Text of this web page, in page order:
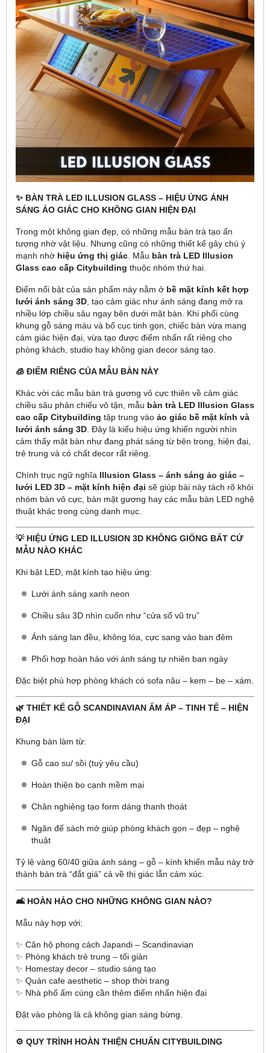
✨ BÀN TRÀ LED ILLUSION GLASS – HIỆU ỨNG ÁNH
SÁNG ẢO GIÁC CHO KHÔNG GIAN HIỆN ĐẠI
Trong một không gian đẹp, có những mẫu bàn trà tạo ấn
tượng nhờ vật liệu. Nhưng cũng có những thiết kế gây chú ý
mạnh nhờ hiệu ứng thị giác . Mẫu bàn trà LED Illusion
Glass cao cấp Citybuilding thuộc nhóm thứ hai.
Điểm nổi bật của sản phẩm này nằm ở bề mặt kính kết hợp
lưới ánh sáng 3D , tạo cảm giác như ánh sáng đang mở ra
nhiều lớp chiều sâu ngay bên dưới mặt bàn. Khi phối cùng
khung gỗ sáng màu và bố cục tinh gọn, chiếc bàn vừa mang
cảm giác hiện đại, vừa tạo được điểm nhấn rất riêng cho
phòng khách, studio hay không gian decor sáng tạo.
🧊 ĐIỂM RIÊNG CỦA MẪU BÀN NÀY
Khác với các mẫu bàn trà gương vô cực thiên về cảm giác
chiều sâu phản chiếu vô tận, mẫu bàn trà LED Illusion Glass
cao cấp Citybuilding tập trung vào ảo giác bề mặt kính và
lưới ánh sáng 3D . Đây là kiểu hiệu ứng khiến người nhìn
cảm thấy mặt bàn như đang phát sáng từ bên trong, hiện đại,
trẻ trung và có chất decor rất riêng.
Chính trục ngữ nghĩa Illusion Glass – ánh sáng ảo giác –
lưới LED 3D – mặt kính hiện đại sẽ giúp bài này tách rõ khỏi
nhóm bàn vô cực, bàn mặt gương hay các mẫu bàn LED nghệ
thuật khác trong cùng danh mục.
💡 HIỆU ỨNG LED ILLUSION 3D KHÔNG GIỐNG BẤT CỨ
MẪU NÀO KHÁC
Khi bật LED, mặt kính tạo hiệu ứng:
Lưới ánh sáng xanh neon
Chiều sâu 3D nhìn cuốn như “cửa sổ vũ trụ”
Ánh sáng lan đều, không lóa, cực sang vào ban đêm
Phối hợp hoàn hảo với ánh sáng tự nhiên ban ngày
Đặc biệt phù hợp phòng khách có sofa nâu – kem – be – xám.
🌿 THIẾT KẾ GỖ SCANDINAVIAN ẤM ÁP – TINH TẾ – HIỆN
ĐẠI
Khung bàn làm từ:
Gỗ cao su/ sồi (tuỳ yêu cầu)
Hoàn thiện bo cạnh mềm mại
Chân nghiêng tạo form dáng thanh thoát
Ngăn để sách mở giúp phòng khách gọn – đẹp – nghệ
thuật
Tỷ lệ vàng 60/40 giữa ánh sáng – gỗ – kính khiến mẫu này trở
thành bàn trà “đắt giá” cả về thị giác lẫn cảm xúc.
🛋️ HOÀN HẢO CHO NHỮNG KHÔNG GIAN NÀO?
Mẫu này hợp với:
✨ Căn hộ phong cách Japandi – Scandinavian
✨ Phòng khách trẻ trung – tối giản
✨ Homestay decor – studio sáng tạo
✨ Quán cafe aesthetic – shop thời trang
✨ Nhà phố ấm cúng cần thêm điểm nhấn hiện đại
Đặt vào phòng là cả không gian sáng bừng.
⚙️ QUY TRÌNH HOÀN THIỆN CHUẨN CITYBUILDING